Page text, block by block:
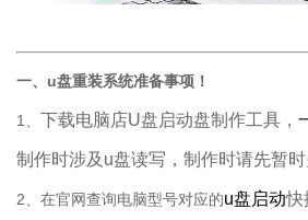
一、u盘重装系统准备事项！
1、 下载电脑店U盘启动盘制作工具，
制作时涉及u盘读写，制作时请先暂
2、在官网查询电脑型号对应的u盘启动快